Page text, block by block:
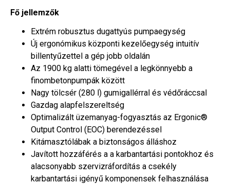
Fő jellemzők
Extrém robusztus dugattyús pumpaegység
Új ergonómikus központi kezelőegység intuitív
billentyűzettel a gép jobb oldalán
Az 1900 kg alatti tömegével a legkönnyebb a
finombetonpumpák között
Nagy tölcsér (280 l) gumigallérral és védőráccsal
Gazdag alapfelszereltség
Optimalizált üzemanyag-fogyasztás az Ergonic®
Output Control (EOC) berendezéssel
Kitámasztólábak a biztonságos álláshoz
Javított hozzáférés a a karbantartási pontokhoz és
alacsonyabb szervizráfordítás a csekély
karbantartási igényű komponensek felhasználása